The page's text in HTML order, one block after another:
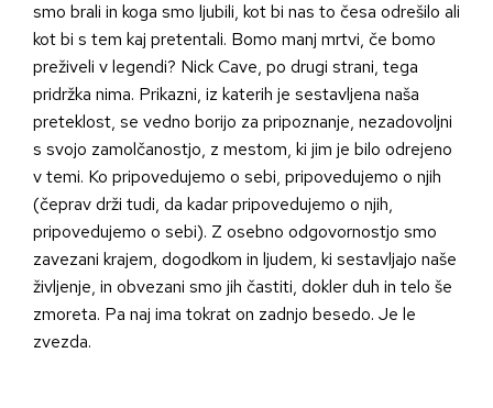
smo brali in koga smo ljubili, kot bi nas to česa odrešilo ali
kot bi s tem kaj pretentali. Bomo manj mrtvi, če bomo
preživeli v legendi? Nick Cave, po drugi strani, tega
pridržka nima. Prikazni, iz katerih je sestavljena naša
preteklost, se vedno borijo za pripoznanje, nezadovoljni
s svojo zamolčanostjo, z mestom, ki jim je bilo odrejeno
v temi. Ko pripovedujemo o sebi, pripovedujemo o njih
(čeprav drži tudi, da kadar pripovedujemo o njih,
pripovedujemo o sebi). Z osebno odgovornostjo smo
zavezani krajem, dogodkom in ljudem, ki sestavljajo naše
življenje, in obvezani smo jih častiti, dokler duh in telo še
zmoreta. Pa naj ima tokrat on zadnjo besedo. Je le
zvezda.